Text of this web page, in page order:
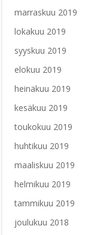
marraskuu 2019
lokakuu 2019
syyskuu 2019
elokuu 2019
heinäkuu 2019
kesäkuu 2019
toukokuu 2019
huhtikuu 2019
maaliskuu 2019
helmikuu 2019
tammikuu 2019
joulukuu 2018